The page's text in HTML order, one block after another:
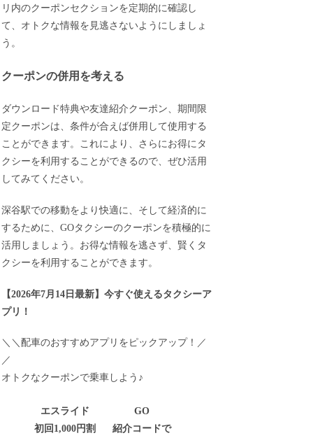
リ内のクーポンセクションを定期的に確認し
て、オトクな情報を見逃さないようにしましょ
う。
クーポンの併用を考える
ダウンロード特典や友達紹介クーポン、期間限
定クーポンは、条件が合えば併用して使用する
ことができます。これにより、さらにお得にタ
クシーを利用することができるので、ぜひ活用
してみてください。
深谷駅での移動をより快適に、そして経済的に
するために、GOタクシーのクーポンを積極的に
活用しましょう。お得な情報を逃さず、賢くタ
クシーを利用することができます。
【2026年7月14日最新】今すぐ使えるタクシーア
プリ！
＼＼配車のおすすめアプリをピックアップ！／
／
オトクなクーポンで乗車しよう♪
エスライド
初回1,000円割
GO
紹介コードで